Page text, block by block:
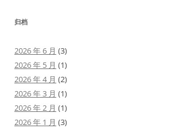
归档
2026 年 6 月 (3)
2026 年 5 月 (1)
2026 年 4 月 (2)
2026 年 3 月 (1)
2026 年 2 月 (1)
2026 年 1 月 (3)